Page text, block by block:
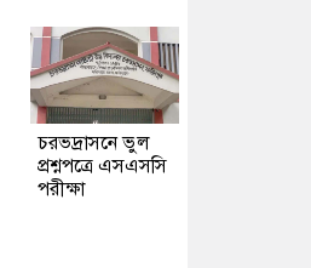
চরভদ্রাসনে ভুল
প্রশ্নপত্রে এসএসসি
পরীক্ষা